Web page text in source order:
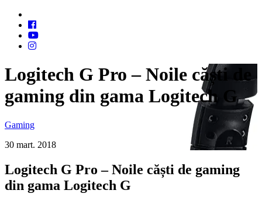
Logitech G Pro – Noile căști de
gaming din gama Logitech G
Gaming
30 mart. 2018
Logitech G Pro – Noile căști de gaming
din gama Logitech G